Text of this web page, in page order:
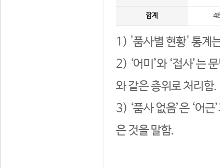
합계
1) '품사별 현황' 통계
2) ‘어미’와 ‘접사’는
와 같은 층위로 처리함.
3) ‘품사 없음’은 ‘어
은 것을 말함.